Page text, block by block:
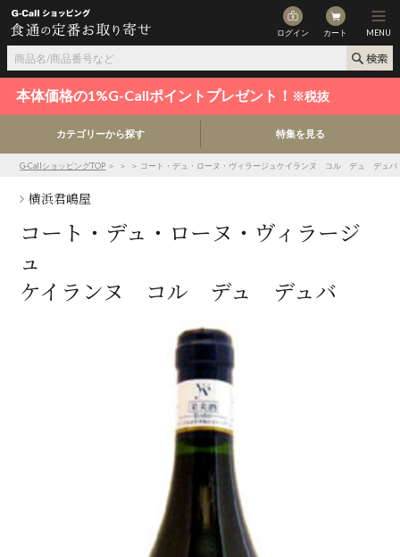
ログイン カート MENU
本体価格の1%G-Callポイントプレゼント！ ※税抜
カテゴリーから探す 特集を見る
G-CallショッピングTOP ＞ ＞ ＞ コート・デュ・ローヌ・ヴィラージュケイランヌ コル デュ デュバ
横浜君嶋屋
コート・デュ・ローヌ・ヴィラージ
ュ
ケイランヌ コル デュ デュバ